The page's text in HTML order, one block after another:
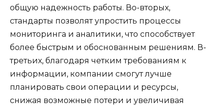
общую надежность работы. Во-вторых,
стандарты позволят упростить процессы
мониторинга и аналитики, что способствует
более быстрым и обоснованным решениям. В-
третьих, благодаря четким требованиям к
информации, компании смогут лучше
планировать свои операции и ресурсы,
снижая возможные потери и увеличивая